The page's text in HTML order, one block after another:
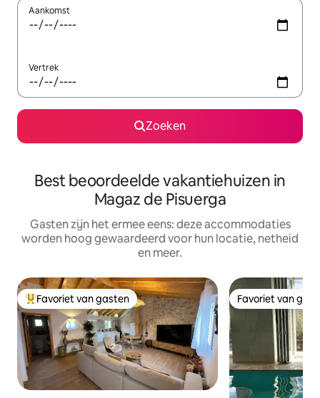
Aankomst
Vertrek
Zoeken
Best beoordeelde vakantiehuizen in
Magaz de Pisuerga
Gasten zijn het ermee eens: deze accommodaties
worden hoog gewaardeerd voor hun locatie, netheid
en meer.
Topfavoriet van gasten
Favoriet van gasten Favoriet van
Favoriet van